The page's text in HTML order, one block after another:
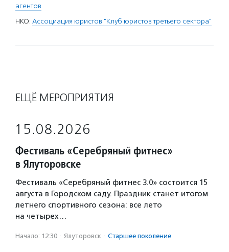
агентов
НКО: Ассоциация юристов "Клуб юристов третьего сектора"
ЕЩЁ МЕРОПРИЯТИЯ
15.08.2026
Фестиваль «Серебряный фитнес»
в Ялуторовске
Фестиваль «Серебряный фитнес 3.0» состоится 15
августа в Городском саду. Праздник станет итогом
летнего спортивного сезона: все лето
на четырех…
Начало: 12:30 · Ялуторовск · Старшее поколение